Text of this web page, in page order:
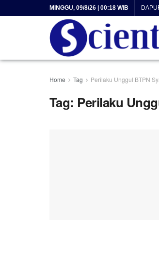
MINGGU, 09/8/26 | 00:18 WIB
Home Tag Perilaku Unggul BTPN
Tag: Perilaku